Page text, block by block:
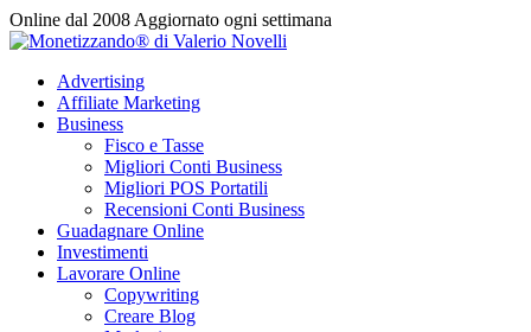
Vai
al
Online dal 2008 Aggiornato ogni settimana
Advertising
Affiliate Marketing
Business
Fisco e Tasse
Migliori Conti Business
Migliori POS Portatili
Recensioni Conti Business
Guadagnare Online
Investimenti
Lavorare Online
Copywriting
Creare Blog